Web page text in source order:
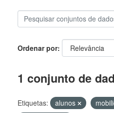
Ordenar por
1 conjunto de
Etiquetas: alunos